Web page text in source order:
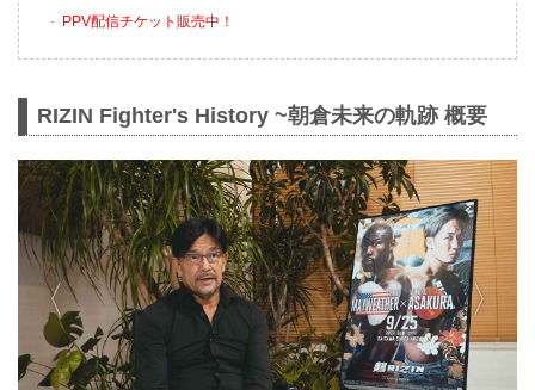
PPV配信チケット販売中！
RIZIN Fighter's History ~朝倉未来の軌跡 概要